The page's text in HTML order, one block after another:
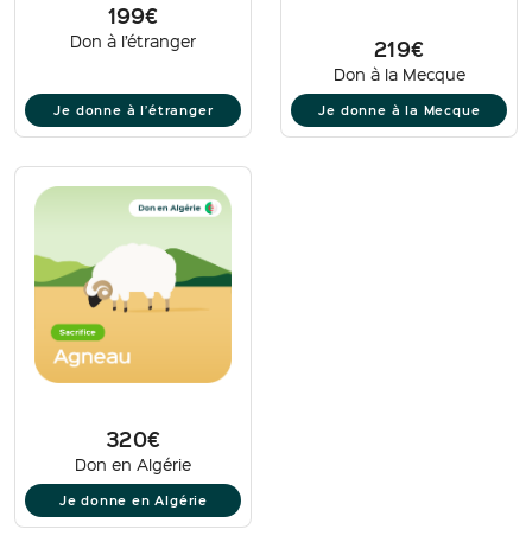
199€
Don à l’étranger
Je donne à l’étranger
219€
Don à la Mecque
Je donne à la Mecque
320€
Don en Algérie
Je donne en Algérie